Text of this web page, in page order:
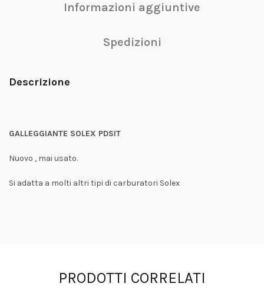
Informazioni aggiuntive
Spedizioni
Descrizione
GALLEGGIANTE SOLEX PDSIT
Nuovo , mai usato.
Si adatta a molti altri tipi di carburatori Solex
PRODOTTI CORRELATI